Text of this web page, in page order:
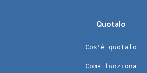
Quotalo
Cos'è quotalo
Come funziona